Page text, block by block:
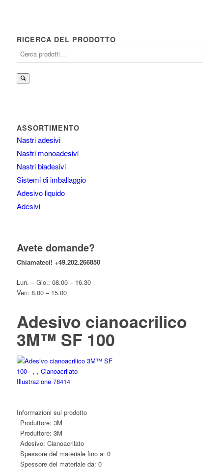
RICERCA DEL PRODOTTO
ASSORTIMENTO
Nastri adesivi
Nastri monoadesivi
Nastri biadesivi
Sistemi di imballaggio
Adesivo liquido
Adesivi
Avete domande?
Chiamateci! +49.202.266850
Lun. – Gio.: 08.00 – 16.30
Ven: 8.00 – 15.00
Adesivo cianoacrilico
3M™ SF 100
Informazioni sul prodotto
Produttore: 3M
Produttore: 3M
Adesivo: Cianoacrilato
Spessore del materiale fino a: 0
Spessore del materiale da: 0